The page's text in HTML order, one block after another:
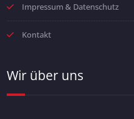
Impressum & Datenschutz
Kontakt
Wir über uns